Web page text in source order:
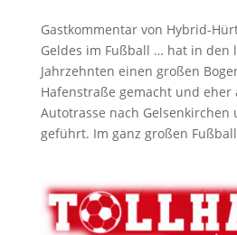
Gastkommentar von Hybrid-
Geldes im Fußball … hat in den
Jahrzehnten einen großen
Hafenstraße gemacht und eher
Autotrasse nach Gelsenkirchen
geführt. Im ganz großen